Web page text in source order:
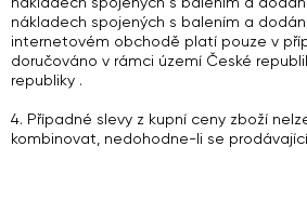
nákladech spojených s balením a
internetovém obchodě platí pouze v
doručováno v rámci území České
republiky .
4. Případné slevy z kupní ceny zboží
kombinovat, nedohodne-li se